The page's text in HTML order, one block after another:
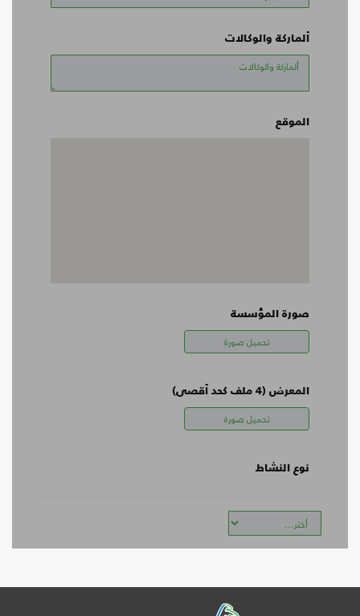
ألماركة والوكالات
الموقع
صورة المؤسسة
تحميل صورة
المعرض(4 ملف كحد أقصى)
تحميل صورة
نوع النشاط